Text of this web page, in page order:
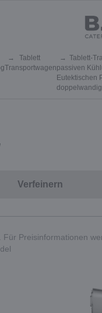
Tablett
Transportwagen
Tablett-
passiven
Eutektischen
doppelwandig
Verfeinern
Für Preisinformationen